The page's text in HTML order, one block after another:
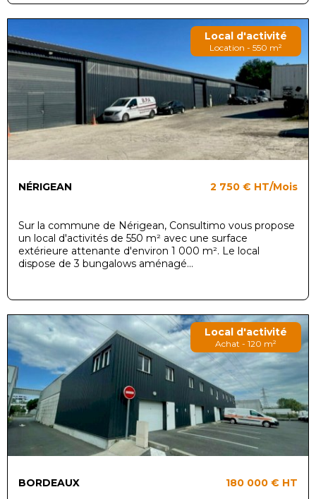
Local d'activité
Location - 550 m²
NÉRIGEAN 2 750 € HT/Mois
Sur la commune de Nérigean, Consultimo vous propose
un local d'activités de 550 m² avec une surface
extérieure attenante d'environ 1 000 m². Le local
dispose de 3 bungalows aménagé...
Local d'activité
Achat - 120 m²
BORDEAUX 180 000 € HT